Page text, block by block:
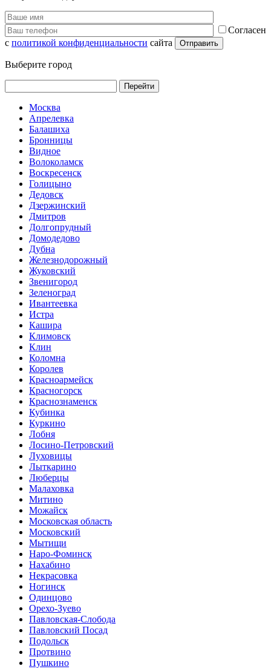
Согласен
с политикой конфиденциальности сайта
Выберите город
Перейти
Москва
Апрелевка
Балашиха
Бронницы
Видное
Волоколамск
Воскресенск
Голицыно
Дедовск
Дзержинский
Дмитров
Долгопрудный
Домодедово
Дубна
Железнодорожный
Жуковский
Звенигород
Зеленоград
Ивантеевка
Истра
Кашира
Климовск
Клин
Коломна
Королев
Красноармейск
Красногорск
Краснознаменск
Кубинка
Куркино
Лобня
Лосино-Петровский
Луховицы
Лыткарино
Люберцы
Малаховка
Митино
Можайск
Московская область
Московский
Мытищи
Наро-Фоминск
Нахабино
Некрасовка
Ногинск
Одинцово
Орехо-Зуево
Павловская-Слобода
Павловский Посад
Подольск
Протвино
Пушкино